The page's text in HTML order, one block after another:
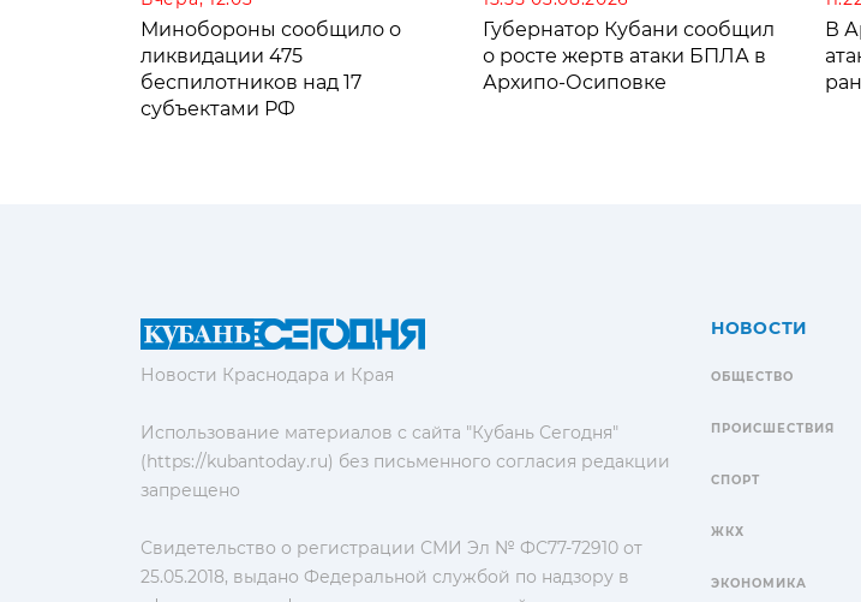
Минобороны сообщило о
ликвидации 475
беспилотников над 17
субъектами РФ
Губернатор Кубани сообщил
о росте жертв атаки БПЛА в
Архипо-Осиповке
В
Новости Краснодара и Края
Использование материалов с сайта "Кубань Сегодня"
(https://kubantoday.ru) без письменного согласия редакции
запрещено
Свидетельство о регистрации СМИ Эл № ФС77-72910 от
25.05.2018, выдано Федеральной службой по надзору в
НОВОСТИ
ОБЩЕСТВО
ПРОИСШЕСТВИЯ
СПОРТ
ЖКХ
ЭКОНОМИКА